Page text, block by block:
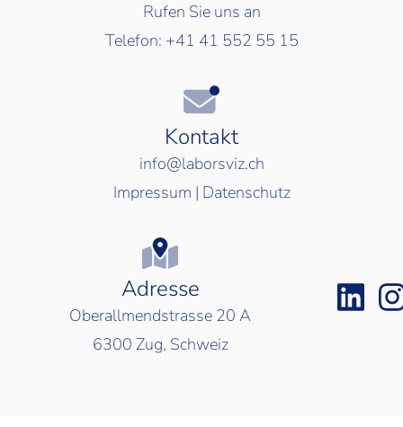
Rufen Sie uns an
Telefon: +41 41 552 55 15
Kontakt
info@laborsviz.ch
Impressum | Datenschutz
Adresse
Oberallmendstrasse 20 A
6300 Zug, Schweiz